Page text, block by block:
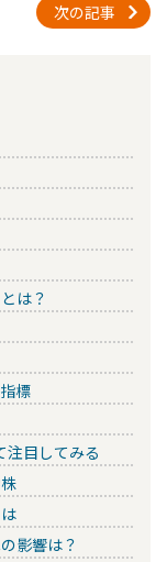
次の記事
は？
標
注目してみる
影響は？